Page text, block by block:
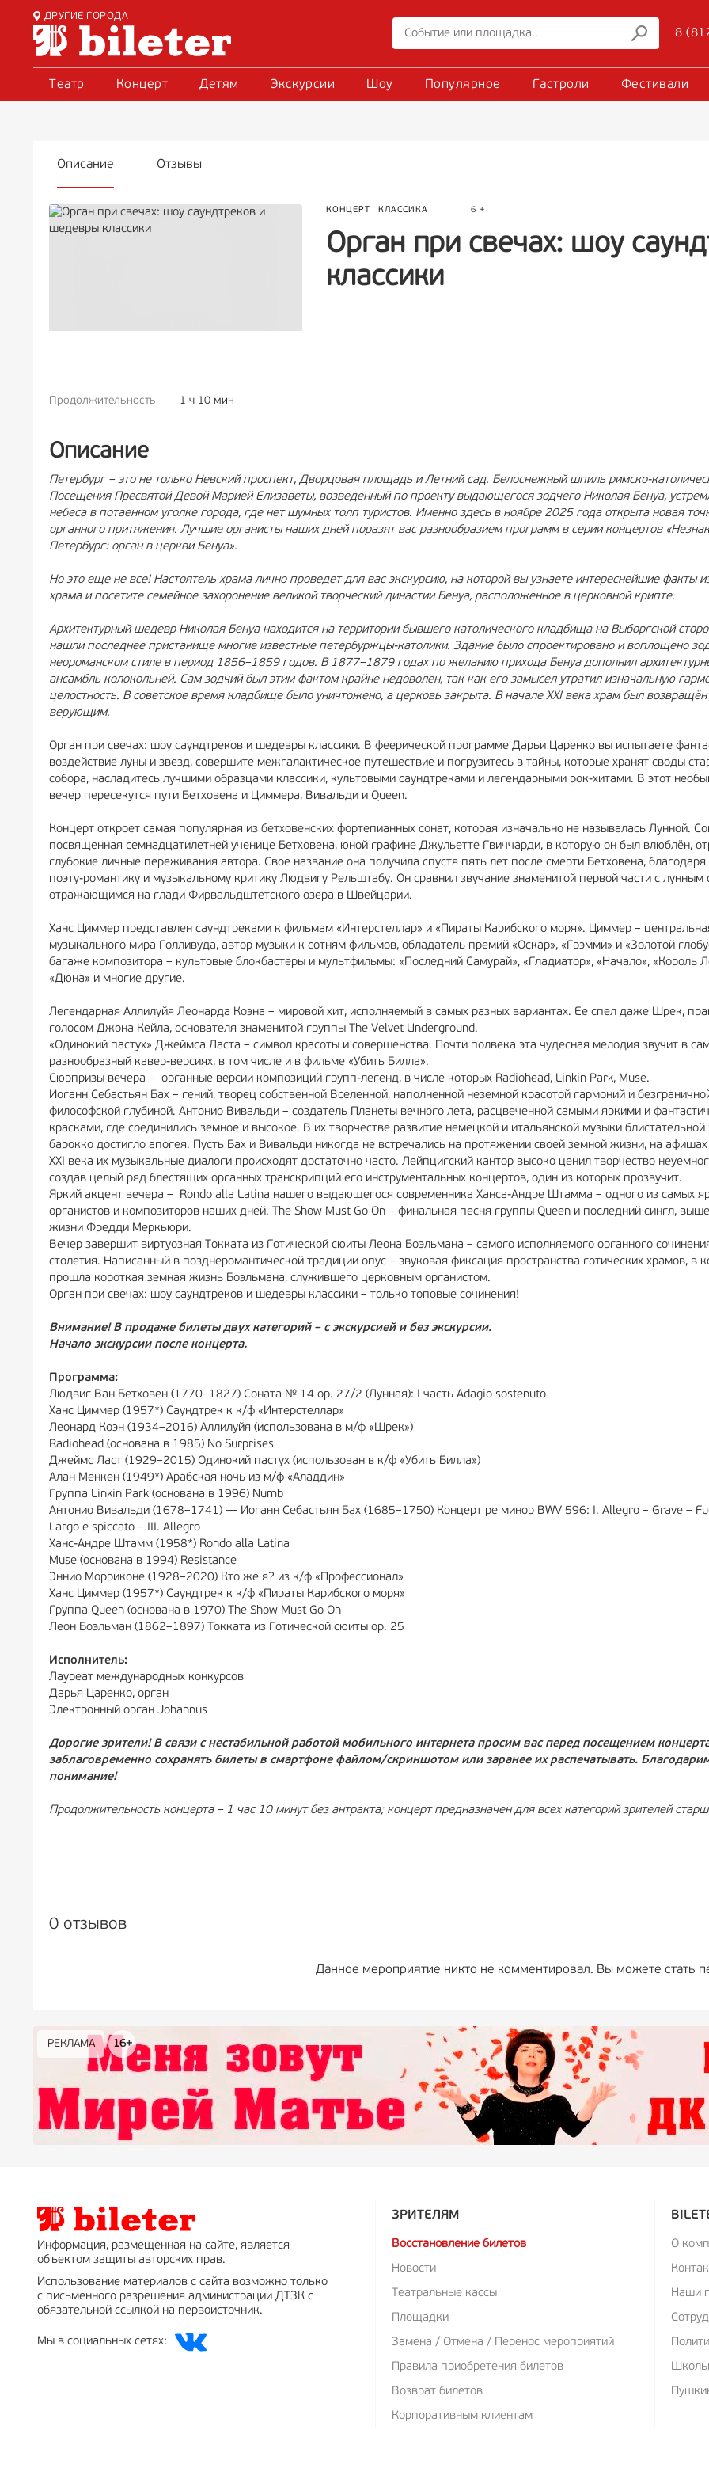
ДРУГИЕ ГОРОДА
8
Театр Концерт Детям Экскурсии Шоу Популярное Гастроли Фестивали
Описание Отзывы
КОНЦЕРТ КЛАССИКА 6 +
Орган при свечах: шоу
классики
Продолжительность 1 ч 10 мин
Описание
Петербург – это не только Невский проспект, Дворцовая площадь и Летний сад. Белоснежный шпиль римско-
Посещения Пресвятой Девой Марией Елизаветы, возведенный по проекту выдающегося зодчего Николая Бенуа,
небеса в потаенном уголке города, где нет шумных толп туристов. Именно здесь в ноябре 2025 года открыта новая
органного притяжения. Лучшие органисты наших дней поразят вас разнообразием программ в серии концертов
Петербург: орган в церкви Бенуа».
Но это еще не все! Настоятель храма лично проведет для вас экскурсию, на которой вы узнаете интереснейшие факты
храма и посетите семейное захоронение великой творческий династии Бенуа, расположенное в церковной крипте.
Архитектурный шедевр Николая Бенуа находится на территории бывшего католического кладбища на Выборгской
нашли последнее пристанище многие известные петербуржцы-католики. Здание было спроектировано и воплощено
неороманском стиле в период 1856–1859 годов. В 1877–1879 годах по желанию прихода Бенуа дополнил
ансамбль колокольней. Сам зодчий был этим фактом крайне недоволен, так как его замысел утратил изначальную
целостность. В советское время кладбище было уничтожено, а церковь закрыта. В начале XXI века храм был возвращён
верующим.
Орган при свечах: шоу саундтреков и шедевры классики. В феерической программе Дарьи Царенко вы испытаете
воздействие луны и звезд, совершите межгалактическое путешествие и погрузитесь в тайны, которые хранят своды
собора, насладитесь лучшими образцами классики, культовыми саундтреками и легендарными рок-хитами. В этот
вечер пересекутся пути Бетховена и Циммера, Вивальди и Queen.
Концерт откроет самая популярная из бетховенских фортепианных сонат, которая изначально не называлась Лунной.
посвященная семнадцатилетней ученице Бетховена, юной графине Джульетте Гвиччарди, в которую он был влюблён,
глубокие личные переживания автора. Свое название она получила спустя пять лет после смерти Бетховена,
поэту-романтику и музыкальному критику Людвигу Рельштабу. Он сравнил звучание знаменитой первой части с лунным
отражающимся на глади Фирвальдштетского озера в Швейцарии.
Ханс Циммер представлен саундтреками к фильмам «Интерстеллар» и «Пираты Карибского моря». Циммер –
музыкального мира Голливуда, автор музыки к сотням фильмов, обладатель премий «Оскар», «Грэмми» и «Золотой
багаже композитора – культовые блокбастеры и мультфильмы: «Последний Самурай», «Гладиатор», «Начало», «Король
«Дюна» и многие другие.
Легендарная Аллилуйя Леонарда Коэна – мировой хит, исполняемый в самых разных вариантах. Ее спел даже Шрек,
голосом Джона Кейла, основателя знаменитой группы The Velvet Underground.
«Одинокий пастух» Джеймса Ласта – символ красоты и совершенства. Почти полвека эта чудесная мелодия звучит в
разнообразный кавер-версиях, в том числе и в фильме «Убить Билла».
Сюрпризы вечера – органные версии композиций групп-легенд, в числе которых Radiohead, Linkin Park, Muse.
Иоганн Себастьян Бах – гений, творец собственной Вселенной, наполненной неземной красотой гармоний и
философской глубиной. Антонио Вивальди – создатель Планеты вечного лета, расцвеченной самыми яркими и
красками, где соединились земное и высокое. В их творчестве развитие немецкой и итальянской музыки блистательной
барокко достигло апогея. Пусть Бах и Вивальди никогда не встречались на протяжении своей земной жизни, на
XXI века их музыкальные диалоги происходят достаточно часто. Лейпцигский кантор высоко ценил творчество
создав целый ряд блестящих органных транскрипций его инструментальных концертов, один из которых прозвучит.
Яркий акцент вечера – Rondo alla Latina нашего выдающегося современника Ханса-Андре Штамма – одного из самых
органистов и композиторов наших дней. The Show Must Go On – финальная песня группы Queen и последний сингл,
жизни Фредди Меркьюри.
Вечер завершит виртуозная Токката из Готической сюиты Леона Боэльмана – самого исполняемого органного
столетия. Написанный в позднеромантической традиции опус – звуковая фиксация пространства готических храмов, в
прошла короткая земная жизнь Боэльмана, служившего церковным органистом.
Орган при свечах: шоу саундтреков и шедевры классики – только топовые сочинения!
Внимание! В продаже билеты двух категорий – с экскурсией и без экскурсии.
Начало экскурсии после концерта.
Программа:
Людвиг Ван Бетховен (1770–1827) Соната № 14 ор. 27/2 (Лунная): I часть Adagio sostenuto
Ханс Циммер (1957*) Саундтрек к к/ф «Интерстеллар»
Леонард Коэн (1934–2016) Аллилуйя (использована в м/ф «Шрек»)
Radiohead (основана в 1985) No Surprises
Джеймс Ласт (1929–2015) Одинокий пастух (использован в к/ф «Убить Билла»)
Алан Менкен (1949*) Арабская ночь из м/ф «Аладдин»
Группа Linkin Park (основана в 1996) Numb
Антонио Вивальди (1678–1741) — Иоганн Себастьян Бах (1685–1750) Концерт ре минор BWV 596: I. Allegro – Grave –
Largo e spiccato – III. Allegro
Ханс-Андре Штамм (1958*) Rondo alla Latina
Muse (основана в 1994) Resistance
Эннио Морриконе (1928–2020) Кто же я? из к/ф «Профессионал»
Ханс Циммер (1957*) Саундтрек к к/ф «Пираты Карибского моря»
Группа Queen (основана в 1970) The Show Must Go On
Леон Боэльман (1862–1897) Токката из Готической сюиты op. 25
Исполнитель:
Лауреат международных конкурсов
Дарья Царенко, орган
Электронный орган Johannus
Дорогие зрители! В связи с нестабильной работой мобильного интернета просим вас перед посещением
заблаговременно сохранять билеты в смартфоне файлом/скриншотом или заранее их распечатывать.
понимание!
Продолжительность концерта – 1 час 10 минут без антракта; концерт предназначен для всех категорий зрителей
0 отзывов
Данное мероприятие никто не комментировал. Вы можете стать
РЕКЛАМА 16+
РЕКЛАМА 16+
РЕКЛАМА 12+
РЕКЛАМА
РЕКЛАМА 0+
РЕКЛАМА 18+
Информация, размещенная на сайте, является
объектом защиты авторских прав.
Использование материалов с сайта возможно только
с письменного разрешения администрации ДТЗК с
обязательной ссылкой на первоисточник.
Мы в социальных сетях:
ЗРИТЕЛЯМ
Восстановление билетов
Новости
Театральные кассы
Площадки
Замена / Отмена / Перенос мероприятий
Правила приобретения билетов
Возврат билетов
Корпоративным клиентам
О
Наши